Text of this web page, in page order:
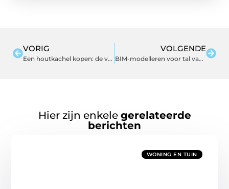
VORIG
Een houtkachel kopen: de verschillende merken op een rijtje
VOLGENDE
BIM-modelleren voor tal van doelgroepen in de professionele bouw
Hier zijn enkele gerelateerde
berichten
WONING EN TUIN